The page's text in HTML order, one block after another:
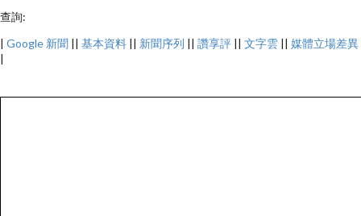
查詢:
| Google 新聞 || 基本資料 || 新聞序列 || 讚享評 || 文字雲 || 媒體立場差異
|